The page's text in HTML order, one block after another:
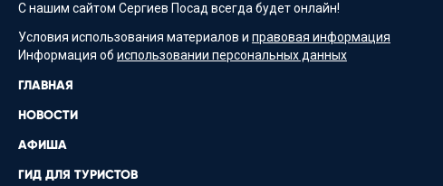
С нашим сайтом Сергиев Посад всегда будет онлайн!
Условия использования материалов и правовая информация
Информация об использовании персональных данных
ГЛАВНАЯ
НОВОСТИ
АФИША
ГИД ДЛЯ ТУРИСТОВ